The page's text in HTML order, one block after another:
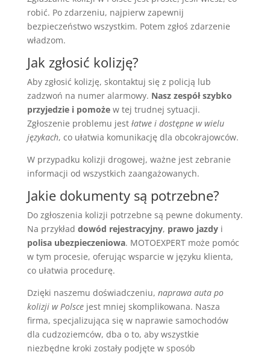
robić. Po zdarzeniu, najpierw zapewnij
bezpieczeństwo wszystkim. Potem zgłoś zdarzenie
władzom.
Jak zgłosić kolizję?
Aby zgłosić kolizję, skontaktuj się z policją lub
zadzwoń na numer alarmowy. Nasz zespół szybko
przyjedzie i pomożew tej trudnej sytuacji.
Zgłoszenie problemu jest łatwe i dostępne w wielu
językach, co ułatwia komunikację dla obcokrajowców.
W przypadku kolizji drogowej, ważne jest zebranie
informacji od wszystkich zaangażowanych.
Jakie dokumenty są potrzebne?
Do zgłoszenia kolizji potrzebne są pewne dokumenty.
Na przykład dowód rejestracyjny, prawo jazdyi
polisa ubezpieczeniowa. MOTOEXPERT może pomóc
w tym procesie, oferując wsparcie w języku klienta,
co ułatwia procedurę.
Dzięki naszemu doświadczeniu, naprawa auta po
kolizji w Polscejest mniej skomplikowana. Nasza
firma, specjalizująca się w naprawie samochodów
dla cudzoziemców, dba o to, aby wszystkie
niezbędne kroki zostały podjęte w sposób